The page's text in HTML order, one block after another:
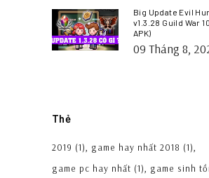
Big Update Evil
v1.3.28 Guild War
APK)
09 Tháng 8,
Thẻ
2019 (1) game hay nhất 2018 (1)
game pc hay nhất (1) game sinh